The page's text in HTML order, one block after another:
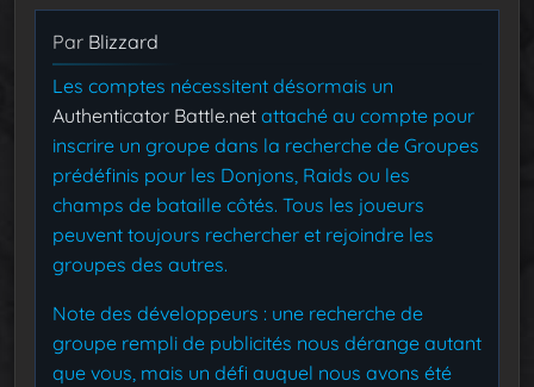
Par Blizzard
Les comptes nécessitent désormais un
Authenticator Battle.net attaché au compte pour
inscrire un groupe dans la recherche de Groupes
prédéfinis pour les Donjons, Raids ou les
champs de bataille côtés. Tous les joueurs
peuvent toujours rechercher et rejoindre les
groupes des autres.
Note des développeurs : une recherche de
groupe rempli de publicités nous dérange autant
que vous, mais un défi auquel nous avons été